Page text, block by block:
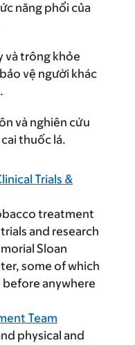
năng phổi của
và trông khỏe
vệ người khác
và nghiên cứu
thuốc lá.
Trials &
treatment
and research
Sloan
some of which
before anywhere
Team
physical and